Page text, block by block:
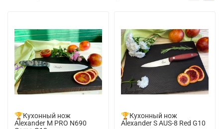
🏆Кухонный нож
Alexander M PRO N690
🏆Кухонный нож
Alexander S AUS-8 Red G10